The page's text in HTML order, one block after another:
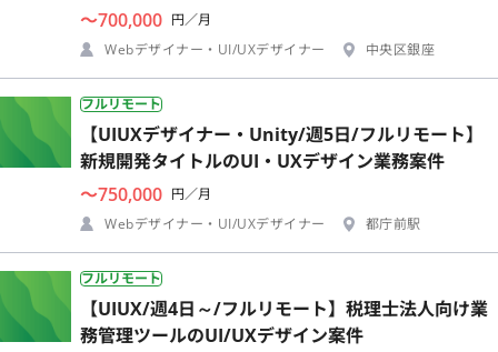
〜700,000 円／月
Webデザイナー・UI/UXデザイナー
中央区銀座
フルリモート
【UIUXデザイナー・Unity/週5日/フルリモート】
新規開発タイトルのUI・UXデザイン業務案件
〜750,000 円／月
Webデザイナー・UI/UXデザイナー
都庁前駅
フルリモート
【UIUX/週4日～/フルリモート】税理士法人向け業
務管理ツールのUI/UXデザイン案件